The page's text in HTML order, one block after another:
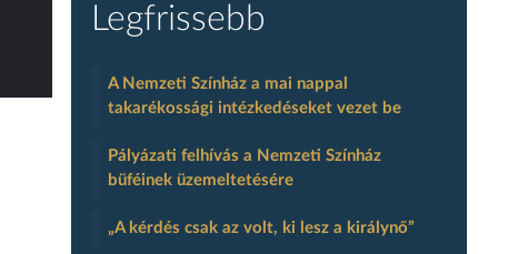
Legfrissebb
A Nemzeti Színház a mai nappal
takarékossági intézkedéseket vezet be
Pályázati felhívás a Nemzeti Színház
büféinek üzemeltetésére
„A kérdés csak az volt, ki lesz a királynő”